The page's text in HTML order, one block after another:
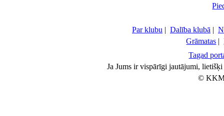
Par klubu | Dalība klubā |
Grāmatas |
Tagad
Ja Jums ir vispārīgi jautājumi,
©